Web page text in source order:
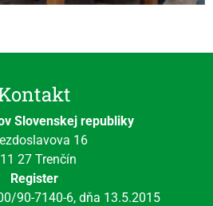
Slovenskej republiky
16
27 Trenčín
Register
90-7140-6, dňa 13.5.2015